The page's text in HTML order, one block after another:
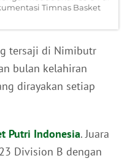
Timnas Basket
tersaji di Nimibutr
bulan kelahiran
dirayakan setiap
Putri Indonesia. Juara
Division B dengan